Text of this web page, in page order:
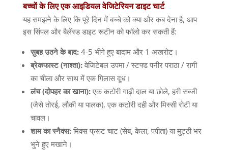
बच्चोंकेलिएएकआइडियलवेजिटेरियनडाइटचार्ट
यह समझने के लिए कि पूरे दिन में बच्चे को क्या और कब देना है, आप
इस सिंपल और बैलेंस्ड डाइट रूटीन को फॉलो कर सकती हैं:
सुबह उठने के बाद:4-5 भीगे हुए बादाम और1 अखरोट।
ब्रेकफास्ट(नाश्ता): वेजिटेबल उपमा/ स्टफ्ड पनीर पराठा/ रागी
का चीला और साथ में एक गिलास दूध।
लंच(दोपहर का खाना): एक कटोरी गाढ़ी दाल या छोले, हरी सब्जी
(जैसे तोरई, लौकी या पालक), एक कटोरी दही और मिस्सी रोटी या
चावल।
शाम का स्नैक्स: मिक्स फ्रूट चाट(सेब, केला, पपीता) या मुट्ठी भर
भुने हुए मखाने।